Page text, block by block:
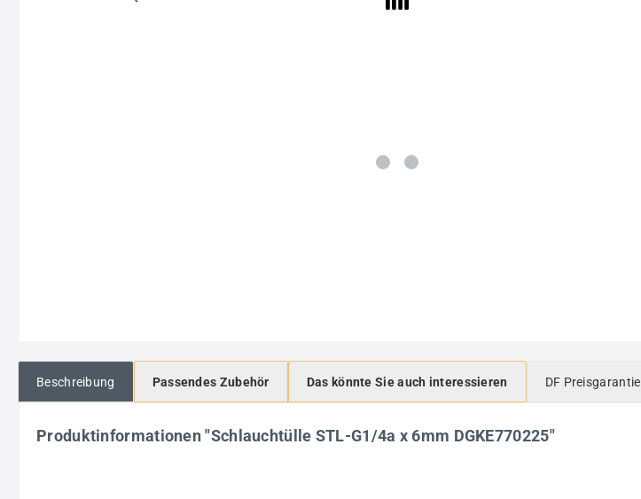
Beschreibung Passendes Zubehör Das könnte Sie auch interessieren DF Preisgarantie
Produktinformationen "Schlauchtülle STL-G1/4a x 6mm DGKE770225"